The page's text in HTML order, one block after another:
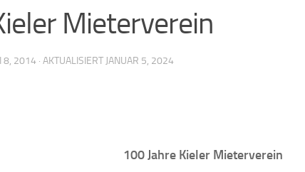
Mieterverein
8, 2014 · AKTUALISIERT JANUAR 5, 2024
100 Jahre Kieler Mieterverein